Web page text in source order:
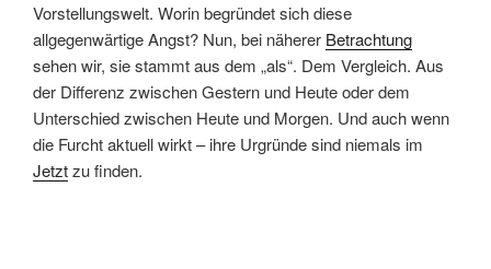
Vorstellungswelt. Worin begründet sich diese
allgegenwärtige Angst? Nun, bei näherer Betrachtung
sehen wir, sie stammt aus dem „als“. Dem Vergleich. Aus
der Differenz zwischen Gestern und Heute oder dem
Unterschied zwischen Heute und Morgen. Und auch wenn
die Furcht aktuell wirkt – ihre Urgründe sind niemals im
Jetztzu finden.